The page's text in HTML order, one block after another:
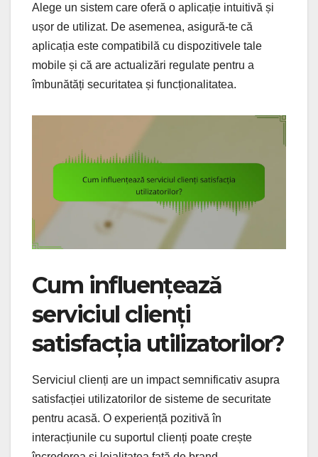
Alege un sistem care oferă o aplicație intuitivă și
ușor de utilizat. De asemenea, asigură-te că
aplicația este compatibilă cu dispozitivele tale
mobile și că are actualizări regulate pentru a
îmbunătăți securitatea și funcționalitatea.
Cum influențează
serviciul clienți
satisfacția utilizatorilor?
Serviciul clienți are un impact semnificativ asupra
satisfacției utilizatorilor de sisteme de securitate
pentru acasă. O experiență pozitivă în
interacțiunile cu suportul clienți poate crește